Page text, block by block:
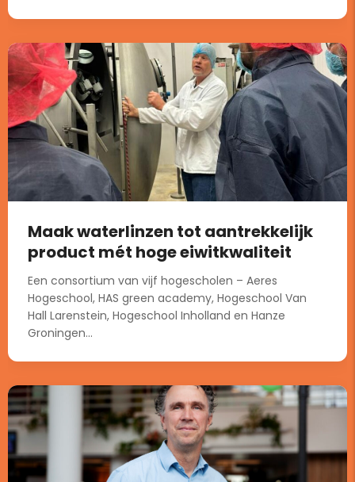
Maak waterlinzen tot aantrekkelijk
product mét hoge eiwitkwaliteit
Een consortium van vijf hogescholen – Aeres
Hogeschool, HAS green academy, Hogeschool Van
Hall Larenstein, Hogeschool Inholland en Hanze
Groningen...